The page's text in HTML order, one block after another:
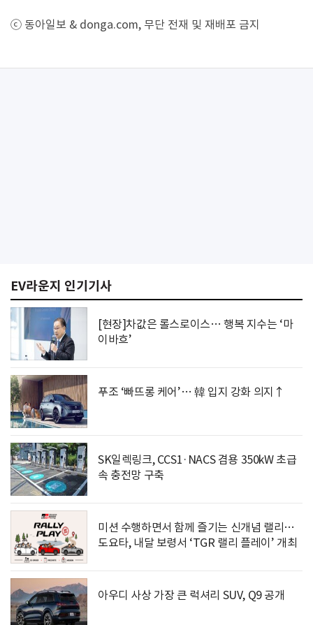
ⓒ 동아일보 & donga.com, 무단 전재 및 재배포 금지
EV라운지 인기기사
[현장]차값은 롤스로이스… 행복 지수는 ‘마
이바흐’
푸조 ‘빠뜨롱 케어’… 韓 입지 강화 의지↑
SK일렉링크, CCS1·NACS 겸용 350kW 초급
속 충전망 구축
미션 수행하면서 함께 즐기는 신개념 랠리…
도요타, 내달 보령서 ‘TGR 랠리 플레이’ 개최
아우디 사상 가장 큰 럭셔리 SUV, Q9 공개